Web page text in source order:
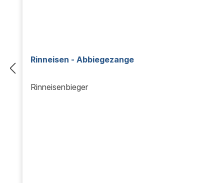
Rinneisen - Abbiegezange
Rinneisenbieger